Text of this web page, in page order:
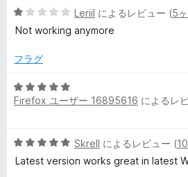
l
の
ビ
5
段
中
の
評
Leriil によるレビュー (5
Not working anymore
フラグ
5
段
5
の
Firefox ユーザー 16895616 によるレ
5
段
Skrell によるレビュー (
Latest version works great in latest